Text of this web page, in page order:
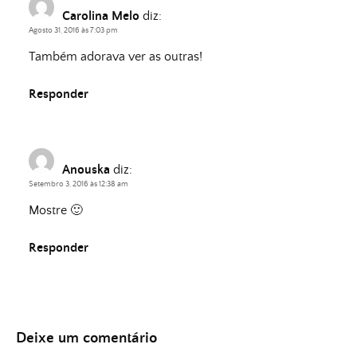
Carolina Melo diz:
Agosto 31, 2016 às 7:03 pm
Também adorava ver as outras!
Responder
Anouska diz:
Setembro 3, 2016 às 12:38 am
Mostre 🙂
Responder
Deixe um comentário